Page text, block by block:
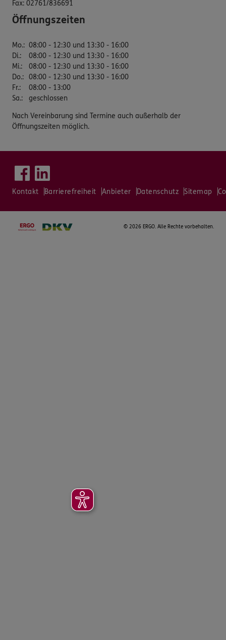
Fax: 02761/836691
Öffnungszeiten
Mo.: 08:00 - 12:30 und 13:30 - 16:00
Di.:
08:00 - 12:30 und 13:30 - 16:00
Mi.:
08:00 - 12:30 und 13:30 - 16:00
Do.: 08:00 - 12:30 und 13:30 - 16:00
Fr.:
08:00 - 13:00
Sa.: geschlossen
Nach Vereinbarung sind Termine auch außerhalb der
Öffnungszeiten möglich.
Kontakt Barrierefreiheit Anbieter Datenschutz Sitemap
© 2026 ERGO. Alle Rechte vorbehalten.